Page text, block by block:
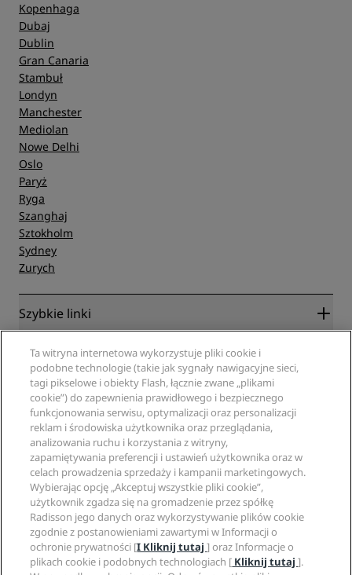
Kopenhaga
Dubaj
Dublin
Gran Canaria
Stambuł
Londyn
Manchester
Mediolan
Nowe Delhi
Oslo
Paryż
Ryga
Szanghaj
Sztokholm
Sydney
Zurych
Szybkie linki
Radisson Rewards
Gwarancja najlepszej ceny online
Blog
Cele podróży
Nowe i zapowiadane hotele
Aplikacja Radisson Hotels
Hotele z certyfikatem Sports Approved
Hotele przyjazne dla rodzin
Zdrowie i bezpieczeństwo
Specjaliści ds. podróży
Partnerzy
Agencje turystyczne
Witryna korporacyjna
Radisson Hotel Group
Media
Kariery w RHG
Kariery w PPHE
Kariera EHL
The Club by RHG
Współpraca
Odpowiedzialny biznes
Zaopatrzenie
Informacje prawne
Centrum prywatności
Informacje prawne
Regulamin Radisson Rewards
Umowa dotycząca korzystania z witryny
Dostępność cyfrowa
Oświadczenie dotyczące współczesnego niewolnictwa
Pomoc
Ostrzeżenia dla klientów
Kontakt
Najczęściej zadawane pytania
Mapa witryny
Media społecznościowe
Marki Radisson Hotels
Ta witryna internetowa wykorzystuje pliki cookie i
podobne technologie (takie jak sygnały nawigacyjne sieci,
tagi pikselowe i obiekty Flash, łącznie zwane „plikami
cookie”) do zapewnienia prawidłowego i bezpiecznego
funkcjonowania serwisu, optymalizacji oraz personalizacji
reklam i środowiska użytkownika oraz przeglądania,
analizowania ruchu i korzystania z witryny,
zapamiętywania preferencji i ustawień użytkownika oraz w
celach prowadzenia sprzedaży i kampanii marketingowych.
Wybierając opcję „Akceptuj wszystkie pliki cookie”,
użytkownik zgadza się na gromadzenie przez spółkę
Radisson jego danych oraz wykorzystywanie plików cookie
zgodnie z postanowieniami zawartymi w Informacji o
ochronie prywatności [I Kliknij tutaj] oraz Informacje o
plikach cookie i podobnych technologiach [ Kliknij tutaj].